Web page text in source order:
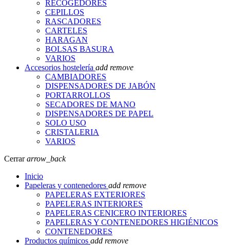
RECOGEDORES
CEPILLOS
RASCADORES
CARTELES
HARAGAN
BOLSAS BASURA
VARIOS
Accesorios hostelería add remove
CAMBIADORES
DISPENSADORES DE JABÓN
PORTARROLLOS
SECADORES DE MANO
DISPENSADORES DE PAPEL
SOLO USO
CRISTALERIA
VARIOS
Cerrararrow_back
Inicio
Papeleras y contenedores add remove
PAPELERAS EXTERIORES
PAPELERAS INTERIORES
PAPELERAS CENICERO INTERIORES
PAPELERAS Y CONTENEDORES HIGIÉNICOS
CONTENEDORES
Productos químicos add remove